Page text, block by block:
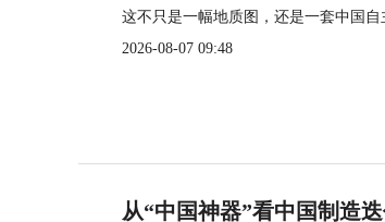
这不只是一幅地质图，还是一套中国自
2026-08-07 09:48
从“中国神器”看中国制造